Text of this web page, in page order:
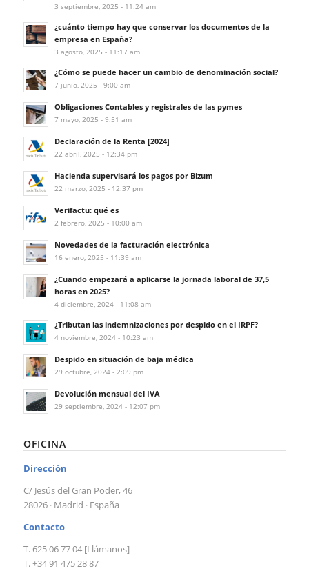
3 septiembre, 2025 - 11:24 am
¿cuánto tiempo hay que conservar los documentos de la
empresa en España?
3 agosto, 2025 - 11:17 am
¿Cómo se puede hacer un cambio de denominación social?
7 junio, 2025 - 9:00 am
Obligaciones Contables y registrales de las pymes
7 mayo, 2025 - 9:51 am
Declaración de la Renta [2024]
22 abril, 2025 - 12:34 pm
Hacienda supervisará los pagos por Bizum
22 marzo, 2025 - 12:37 pm
Verifactu: qué es
2 febrero, 2025 - 10:00 am
Novedades de la facturación electrónica
16 enero, 2025 - 11:39 am
¿Cuando empezará a aplicarse la jornada laboral de 37,5
horas en 2025?
4 diciembre, 2024 - 11:08 am
¿Tributan las indemnizaciones por despido en el IRPF?
4 noviembre, 2024 - 10:23 am
Despido en situación de baja médica
29 octubre, 2024 - 2:09 pm
Devolución mensual del IVA
29 septiembre, 2024 - 12:07 pm
OFICINA
Dirección
C/ Jesús del Gran Poder, 46
28026 · Madrid · España
Contacto
T. 625 06 77 04 [Llámanos]
T. +34 91 475 28 87